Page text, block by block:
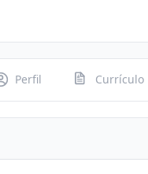
Perfil Currículo